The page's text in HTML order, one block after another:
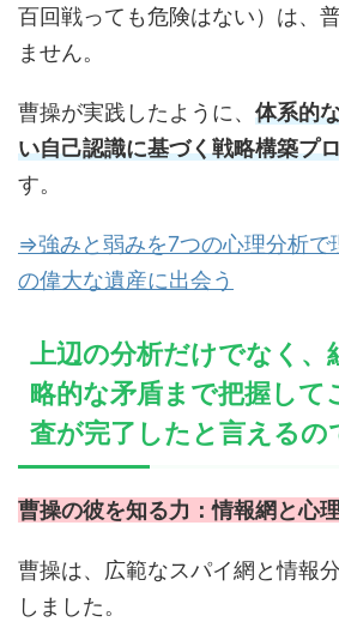
百回戦っても危険はない）は、
ません。
曹操が実践したように、 体系的
い自己認識に基づく戦略構築プ
す。
⇒強みと弱みを7つの心理分析で
の偉大な遺産に出会う
上辺の分析だけでなく、
略的な矛盾まで把握して
査が完了したと言えるの
曹操の彼を知る力：情報網と心
曹操は、広範なスパイ網と情報
しました。